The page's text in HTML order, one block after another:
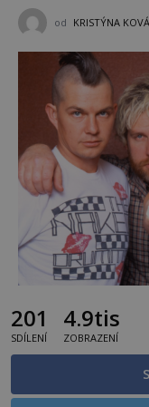
od KRISTÝNA
201
SDÍLENÍ
4.9tis
ZOBRAZENÍ